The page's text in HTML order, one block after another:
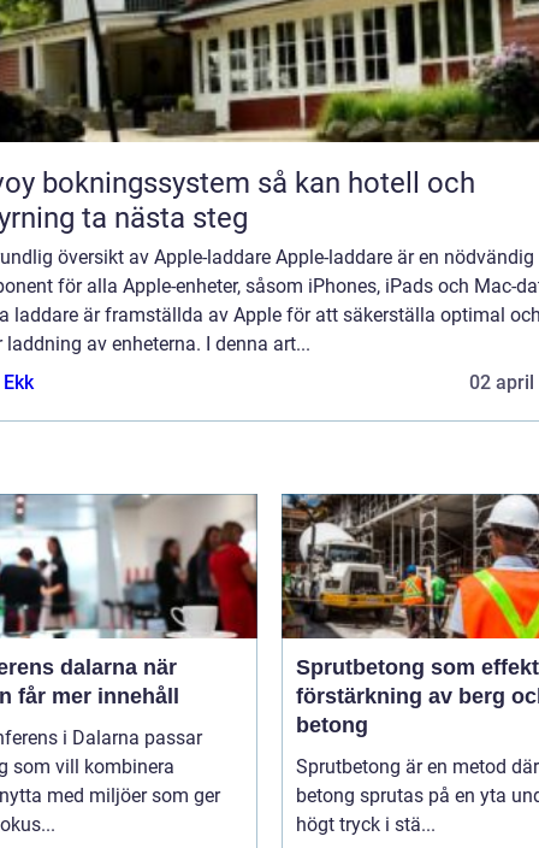
så kan hotell och
ta nästa steg
översikt av Apple-laddare Apple-laddare är en nödvändig
för alla Apple-enheter, såsom iPhones, iPads och Mac-
laddare är framställda av Apple för att säkerställa optimal
laddning av enheterna. I denna art...
02 april
dalarna när
får mer innehåll
i Dalarna passar
som vill kombinera
med miljöer som ger
Sprutbetong som
förstärkning av berg
betong
Sprutbetong är en metod där
betong sprutas på en yta
högt tryck i stä...